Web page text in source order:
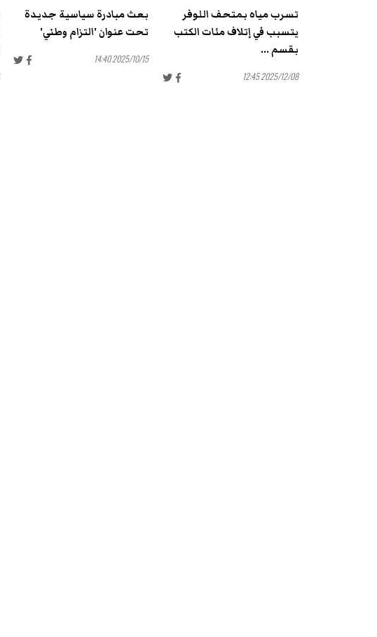
تسرب مياه بمتحف اللوفر
يتسبب في إتلاف مئات الكتب
بقسم ...
2025/12/08 12:45
بعث مبادرة سياسية جديدة
تحت عنوان 'التزام وطني'
2025/10/15 14:40